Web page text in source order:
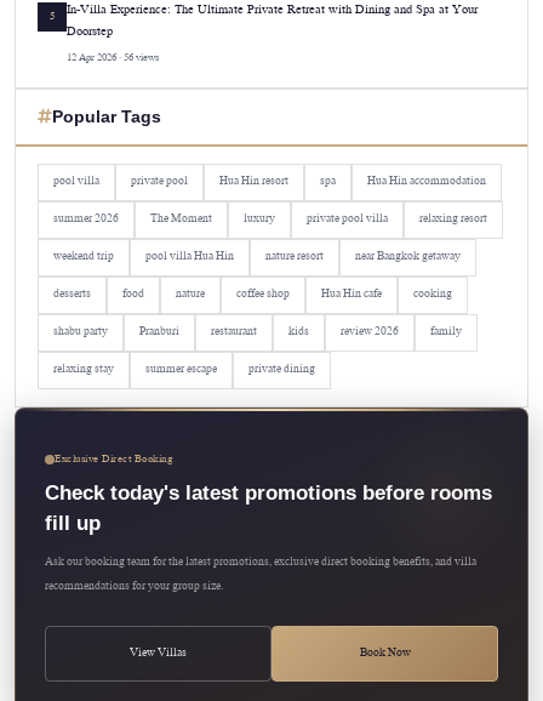
5
In-Villa Experience: The Ultimate Private Retreat with Dining and Spa at Your
Doorstep
12 Apr 2026 · 56 views
Popular Tags
pool villa private pool Hua Hin resort spa Hua Hin accommodation
summer 2026 The Moment luxury private pool villa relaxing resort
weekend trip pool villa Hua Hin nature resort near Bangkok getaway
desserts food nature coffee shop Hua Hin cafe cooking
shabu party Pranburi restaurant kids review 2026 family
relaxing stay summer escape private dining
Exclusive Direct Booking
Check today's latest promotions before rooms
fill up
Ask our booking team for the latest promotions, exclusive direct booking benefits, and villa
recommendations for your group size.
View Villas Book Now